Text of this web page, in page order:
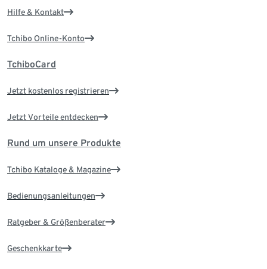
Hilfe & Kontakt
Tchibo Online-Konto
TchiboCard
Jetzt kostenlos registrieren
Jetzt Vorteile entdecken
Rund um unsere Produkte
Tchibo Kataloge & Magazine
Bedienungsanleitungen
Ratgeber & Größenberater
Geschenkkarte